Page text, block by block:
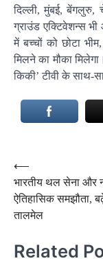
दिल्ली, मुंबई, बेंगलुरु,
ग्राउंड एक्टिवेशन्स भी
में बच्चों को छोटा
मिलने का मौका
किकी’ टीवी के साथ-
Post
navigation
⟵
भारतीय थल सेना और
ऐतिहासिक समझौता,
तालमेल
Related